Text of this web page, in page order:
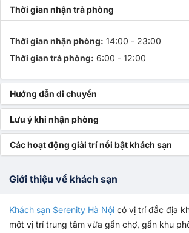
Thời gian nhận trả phòng
Thời gian nhận phòng: 14:00 - 23:00
Thời gian trả phòng: 6:00 - 12:00
Hướng dẫn di chuyển
Lưu ý khi nhận phòng
Các hoạt động giải trí nổi bật khách sạn
Giới thiệu về khách sạn
Khách sạn Serenity Hà Nội có vị trí đắc địa
một vị trí trung tâm vừa gần chợ, gần khu